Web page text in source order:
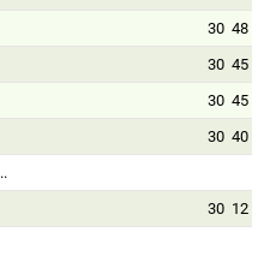
30 48
30 45
30 45
30 40
30 12